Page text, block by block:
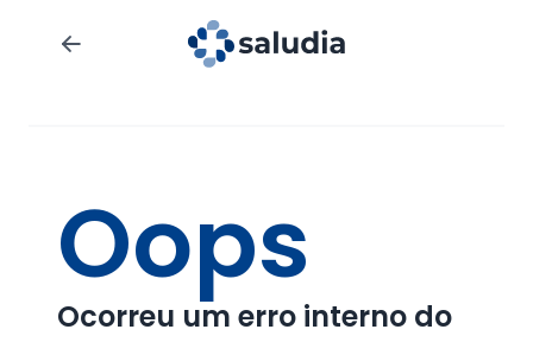
Oops
Ocorreu um erro interno do